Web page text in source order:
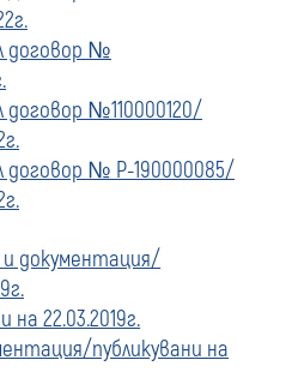
договор №
договор №110000120/
договор № Р-190000085/
документация/
на 22.03.2019г.
публикувани на